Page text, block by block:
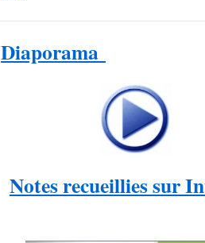
Diaporama
Notes recueillies sur